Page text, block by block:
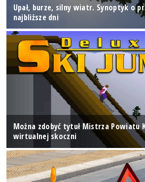
Upał, burze, silny wiatr. Synoptyk o
najbliższe dni
Można zdobyć tytuł Mistrza Powiatu
wirtualnej skoczni